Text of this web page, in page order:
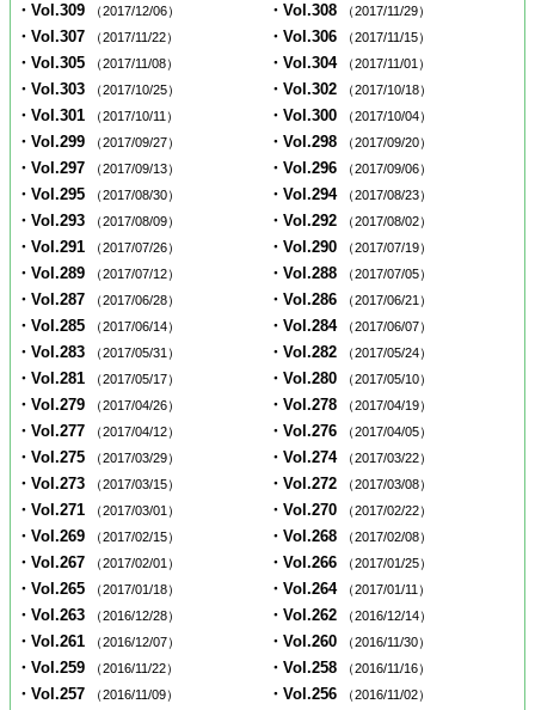
・Vol.309 （2017/12/06） ・Vol.308 （2017/11/29）
・Vol.307 （2017/11/22） ・Vol.306 （2017/11/15）
・Vol.305 （2017/11/08） ・Vol.304 （2017/11/01）
・Vol.303 （2017/10/25） ・Vol.302 （2017/10/18）
・Vol.301 （2017/10/11） ・Vol.300 （2017/10/04）
・Vol.299 （2017/09/27） ・Vol.298 （2017/09/20）
・Vol.297 （2017/09/13） ・Vol.296 （2017/09/06）
・Vol.295 （2017/08/30） ・Vol.294 （2017/08/23）
・Vol.293 （2017/08/09） ・Vol.292 （2017/08/02）
・Vol.291 （2017/07/26） ・Vol.290 （2017/07/19）
・Vol.289 （2017/07/12） ・Vol.288 （2017/07/05）
・Vol.287 （2017/06/28） ・Vol.286 （2017/06/21）
・Vol.285 （2017/06/14） ・Vol.284 （2017/06/07）
・Vol.283 （2017/05/31） ・Vol.282 （2017/05/24）
・Vol.281 （2017/05/17） ・Vol.280 （2017/05/10）
・Vol.279 （2017/04/26） ・Vol.278 （2017/04/19）
・Vol.277 （2017/04/12） ・Vol.276 （2017/04/05）
・Vol.275 （2017/03/29） ・Vol.274 （2017/03/22）
・Vol.273 （2017/03/15） ・Vol.272 （2017/03/08）
・Vol.271 （2017/03/01） ・Vol.270 （2017/02/22）
・Vol.269 （2017/02/15） ・Vol.268 （2017/02/08）
・Vol.267 （2017/02/01） ・Vol.266 （2017/01/25）
・Vol.265 （2017/01/18） ・Vol.264 （2017/01/11）
・Vol.263 （2016/12/28） ・Vol.262 （2016/12/14）
・Vol.261 （2016/12/07） ・Vol.260 （2016/11/30）
・Vol.259 （2016/11/22） ・Vol.258 （2016/11/16）
・Vol.257 （2016/11/09） ・Vol.256 （2016/11/02）